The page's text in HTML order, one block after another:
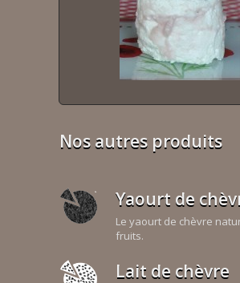
Nos autres produits
Yaourt de
Le yaourt de chèvre
fruits.
Lait de chèvre